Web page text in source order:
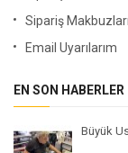
Sipariş
Email Uyarılarım
EN SON HABERLER
Büyük